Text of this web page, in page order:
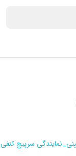
سرپیچ کنفی